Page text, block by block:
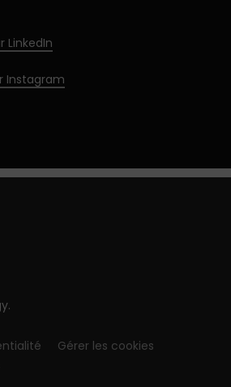
LinkedIn
Instagram
Gérer les cookies